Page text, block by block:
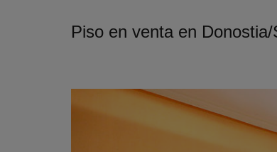
Piso en venta en